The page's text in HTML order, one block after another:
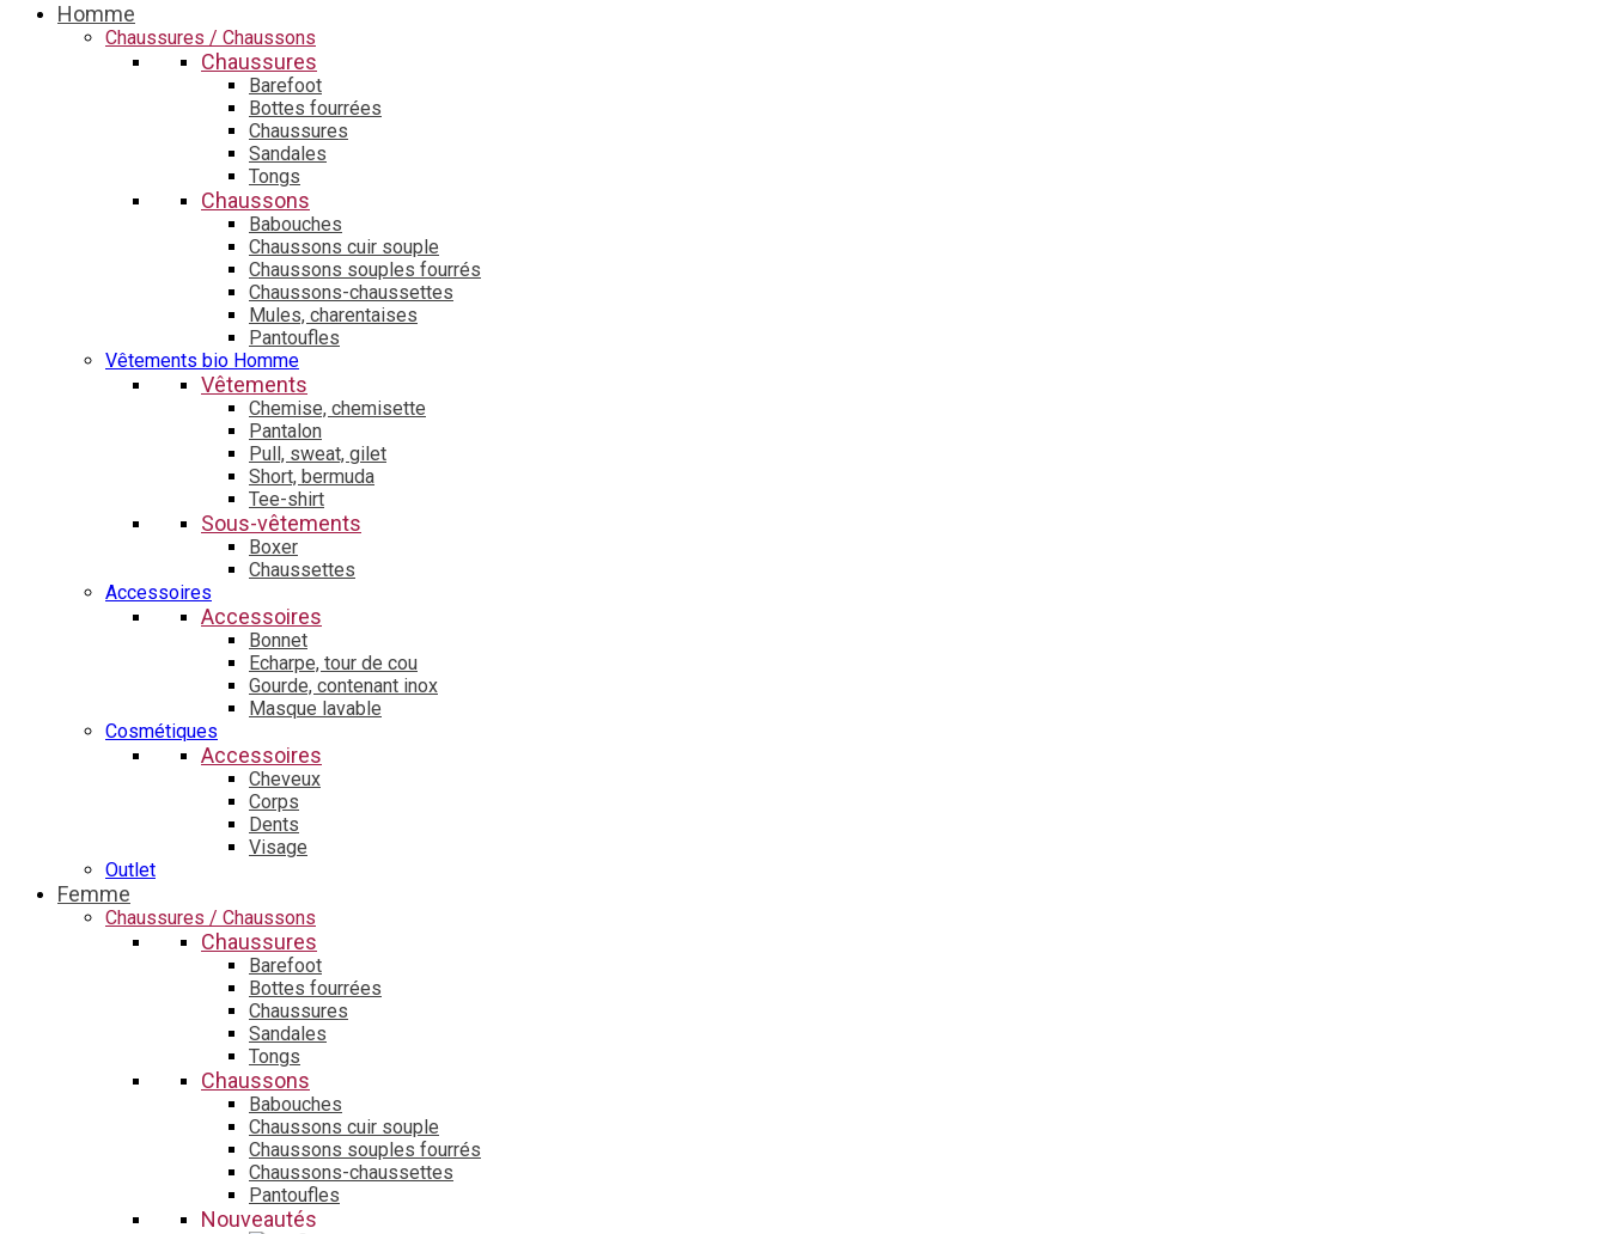
Homme
Chaussures / Chaussons
Chaussures
Barefoot
Bottes fourrées
Chaussures
Sandales
Tongs
Chaussons
Babouches
Chaussons cuir souple
Chaussons souples fourrés
Chaussons-chaussettes
Mules, charentaises
Pantoufles
Vêtements bio Homme
Vêtements
Chemise, chemisette
Pantalon
Pull, sweat, gilet
Short, bermuda
Tee-shirt
Sous-vêtements
Boxer
Chaussettes
Accessoires
Accessoires
Bonnet
Echarpe, tour de cou
Gourde, contenant inox
Masque lavable
Cosmétiques
Accessoires
Cheveux
Corps
Dents
Visage
Outlet
Femme
Chaussures / Chaussons
Chaussures
Barefoot
Bottes fourrées
Chaussures
Sandales
Tongs
Chaussons
Babouches
Chaussons cuir souple
Chaussons souples fourrés
Chaussons-chaussettes
Pantoufles
Nouveautés